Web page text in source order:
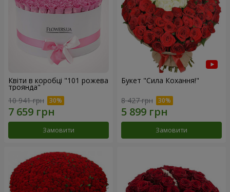
Квіти в коробці "101 рожева
троянда"
10 941 грн
Замовити
Букет "Сила Кохання!"
8 427 грн
Замовити